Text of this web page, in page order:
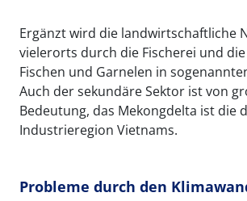
Ergänzt wird die landwirtschaftliche
vielerorts durch die Fischerei und
Fischen und Garnelen in
Auch der sekundäre Sektor ist von
Bedeutung, das Mekongdelta ist die
Industrieregion Vietnams.
Probleme durch den